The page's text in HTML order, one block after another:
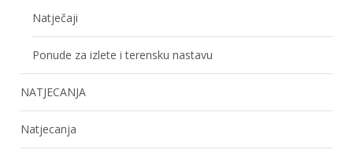
Natječaji
Ponude za izlete i terensku nastavu
NATJECANJA
Natjecanja